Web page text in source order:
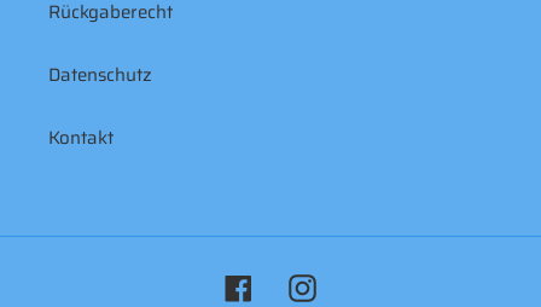
Rückgaberecht
Datenschutz
Kontakt
FacebookInstagram